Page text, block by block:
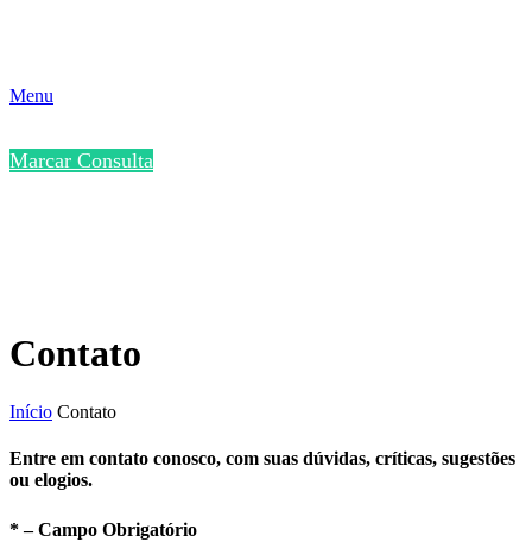
Menu
Marcar Consulta
Contato
Início Contato
Entre em contato conosco, com suas dúvidas, críticas, sugestões
ou elogios.
* – Campo Obrigatório